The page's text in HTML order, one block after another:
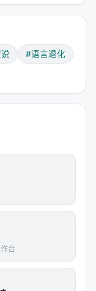
它"好正式""好
、
了，不再用被
补充说明了，
像一条被打磨
经流动的那些
要由它的"结构
套多少层句法
它的使用频率
（Shumailov等
#语言退化
台